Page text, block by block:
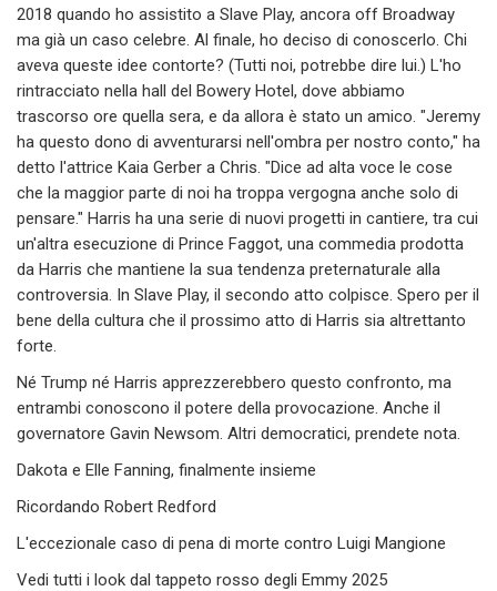
2018 quando ho assistito a Slave Play, ancora off Broadway
ma già un caso celebre. Al finale, ho deciso di conoscerlo. Chi
aveva queste idee contorte? (Tutti noi, potrebbe dire lui.) L'ho
rintracciato nella hall del Bowery Hotel, dove abbiamo
trascorso ore quella sera, e da allora è stato un amico. "Jeremy
ha questo dono di avventurarsi nell'ombra per nostro conto," ha
detto l'attrice Kaia Gerber a Chris. "Dice ad alta voce le cose
che la maggior parte di noi ha troppa vergogna anche solo di
pensare." Harris ha una serie di nuovi progetti in cantiere, tra cui
un'altra esecuzione di Prince Faggot, una commedia prodotta
da Harris che mantiene la sua tendenza preternaturale alla
controversia. In Slave Play, il secondo atto colpisce. Spero per il
bene della cultura che il prossimo atto di Harris sia altrettanto
forte.
Né Trump né Harris apprezzerebbero questo confronto, ma
entrambi conoscono il potere della provocazione. Anche il
governatore Gavin Newsom. Altri democratici, prendete nota.
Dakota e Elle Fanning, finalmente insieme
Ricordando Robert Redford
L'eccezionale caso di pena di morte contro Luigi Mangione
Vedi tutti i look dal tappeto rosso degli Emmy 2025